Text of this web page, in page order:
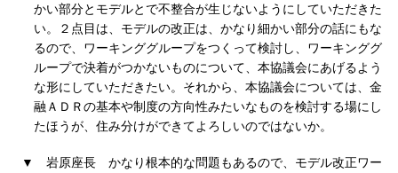
かい部分とモデルとで不整合が生じないようにしていただきた
い。２点目は、モデルの改正は、かなり細かい部分の話にもな
るので、ワーキンググループをつくって検討し、ワーキンググ
ループで決着がつかないものについて、本協議会にあげるよう
な形にしていただきたい。それから、本協議会については、金
融ＡＤＲの基本や制度の方向性みたいなものを検討する場にし
たほうが、住み分けができてよろしいのではないか。
▼ 岩原座長
かなり根本的な問題もあるので、モデル改正ワー